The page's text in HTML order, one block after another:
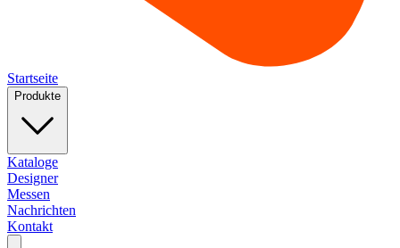
Startseite
Produkte
Kataloge
Designer
Messen
Nachrichten
Kontakt